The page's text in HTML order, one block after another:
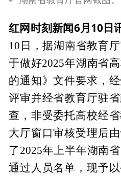
红网时刻新闻6月10日
10日，据湖南省教育
于做好2025年湖南省
的通知》文件要求，
评审并经省教育厅驻
查，非受委托高校经
大厅窗口审核受理后
了2025年上半年湖南
通过人员名单，现予